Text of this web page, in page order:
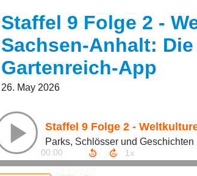
Staffel 9 Folge 2 -
Sachsen-Anhalt:
Gartenreich-App
26. May 2026
Parks, Schlösser und
00:00